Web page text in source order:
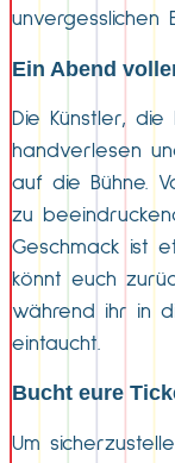
unvergesslichen
Ein Abend
Die Künstler,
handverlesen
auf die Bühne.
zu
Geschmack ist
könnt euch
während ihr in
eintaucht.
Bucht eure
Um